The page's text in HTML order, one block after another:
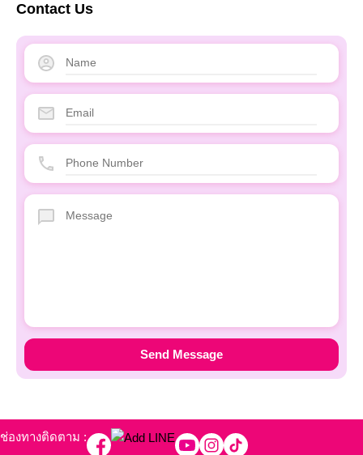
Contact Us
ช่องทางติดตาม :